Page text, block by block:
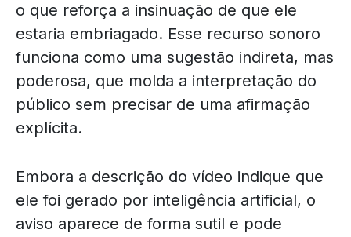
o que reforça a insinuação de que ele
estaria embriagado. Esse recurso sonoro
funciona como uma sugestão indireta, mas
poderosa, que molda a interpretação do
público sem precisar de uma afirmação
explícita.
Embora a descrição do vídeo indique que
ele foi gerado por inteligência artificial, o
aviso aparece de forma sutil e pode